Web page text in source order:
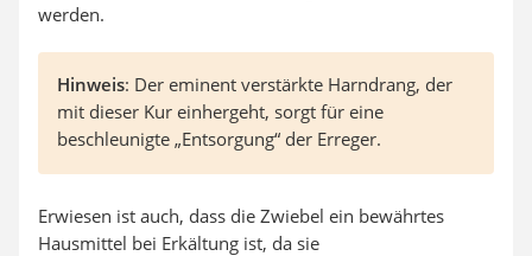
werden.
Hinweis: Der eminent verstärkte Harndrang, der
mit dieser Kur einhergeht, sorgt für eine
beschleunigte „Entsorgung“ der Erreger.
Erwiesen ist auch, dass die Zwiebel ein bewährtes
Hausmittel bei Erkältung ist, da sie